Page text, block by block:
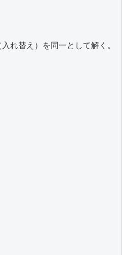
れ替え）を同一として解く。